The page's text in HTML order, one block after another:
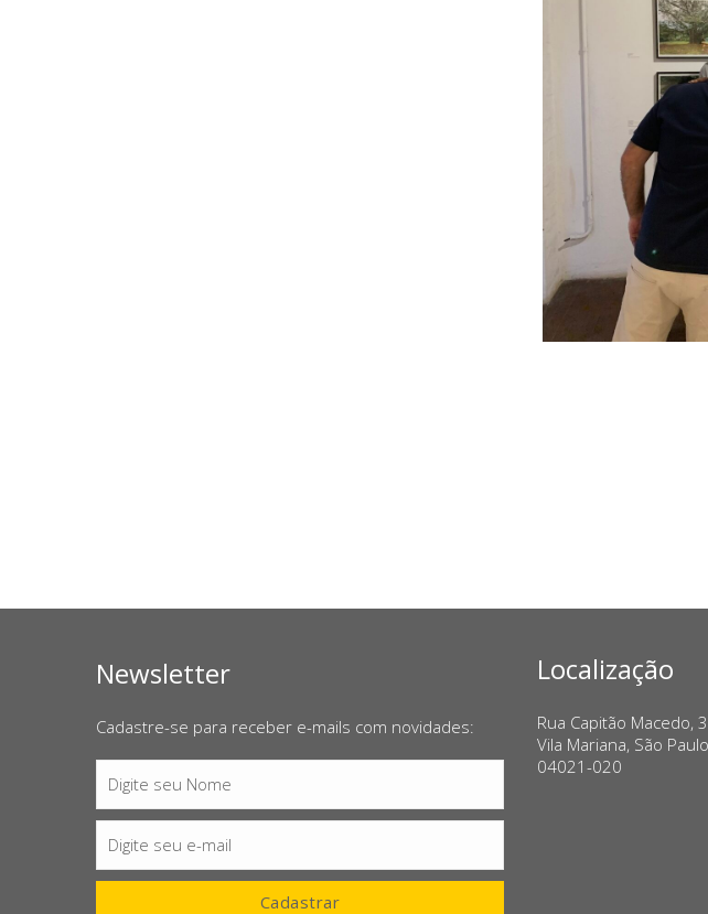
Newsletter
Cadastre-se para receber e-mails com novidades:
Nome
Digite seu Nome
E-
mail
Digite seu e-mail
Cadastrar
Localização
Rua Capitão Macedo,
Vila Mariana, São
04021-020